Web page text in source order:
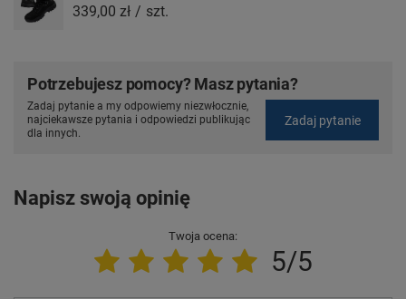
339,00 zł / szt.
Potrzebujesz pomocy? Masz pytania?
Zadaj pytanie a my odpowiemy niezwłocznie,
najciekawsze pytania i odpowiedzi publikując
dla innych.
Zadaj pytanie
Napisz swoją opinię
Twoja ocena:
5/5